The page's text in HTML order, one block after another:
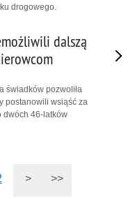
drogowego.
dalszą
świadków pozwoliła
postanowili wsiąść za
dwóch 46-latków
> >>